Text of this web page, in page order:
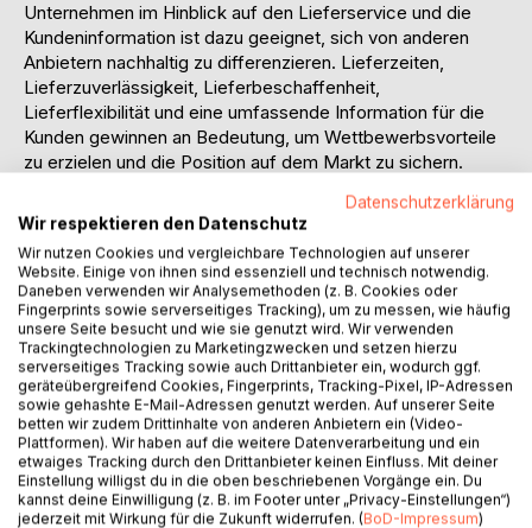
Unternehmen im Hinblick auf den Lieferservice und die
Kundeninformation ist dazu geeignet, sich von anderen
Anbietern nachhaltig zu differenzieren. Lieferzeiten,
Lieferzuverlässigkeit, Lieferbeschaffenheit,
Lieferflexibilität und eine umfassende Information für die
Kunden gewinnen an Bedeutung, um Wettbewerbsvorteile
zu erzielen und die Position auf dem Markt zu sichern.
der Produkte, Waren oder Teile für die Kunden mit einem
Übertreffen der Distributionsleistung vergleichbarer
Anbieter führt zu neuen Akquisitionen und
Umsatzsteigerungen.
Um diese Kundenorientierung realisieren zu können,
müssen sich die Funktionsbereiche des Unternehmens und
seine Lieferanten bzw. der Handel an den spezifischen
Erwartungen der Privat- bzw. Firmenkunden ausrichten.
Aktuelle, u.U. variable Anforderungen der Kunden an den
Service eines Anbieters müssen festgestellt werden.
Zeitlicher und räumlicher Lieferservice sind in erster Linie
abhängig von den vorhandenen Beständen der Produkte,
Waren und Materialien in der logistischen Kette einer
Datenschutzerklärung
Wir respektieren den Datenschutz
Wir nutzen Cookies und vergleichbare Technologien auf unserer
Website. Einige von ihnen sind essenziell und technisch notwendig.
Daneben verwenden wir Analysemethoden (z. B. Cookies oder
Fingerprints sowie serverseitiges Tracking), um zu messen, wie häufig
unsere Seite besucht und wie sie genutzt wird. Wir verwenden
Trackingtechnologien zu Marketingzwecken und setzen hierzu
serverseitiges Tracking sowie auch Drittanbieter ein, wodurch ggf.
geräteübergreifend Cookies, Fingerprints, Tracking-Pixel, IP-Adressen
sowie gehashte E-Mail-Adressen genutzt werden. Auf unserer Seite
betten wir zudem Drittinhalte von anderen Anbietern ein (Video-
Plattformen). Wir haben auf die weitere Datenverarbeitung und ein
etwaiges Tracking durch den Drittanbieter keinen Einfluss. Mit deiner
Einstellung willigst du in die oben beschriebenen Vorgänge ein. Du
kannst deine Einwilligung (z. B. im Footer unter „Privacy-Einstellungen“)
jederzeit mit Wirkung für die Zukunft widerrufen. (BoD-Impressum)